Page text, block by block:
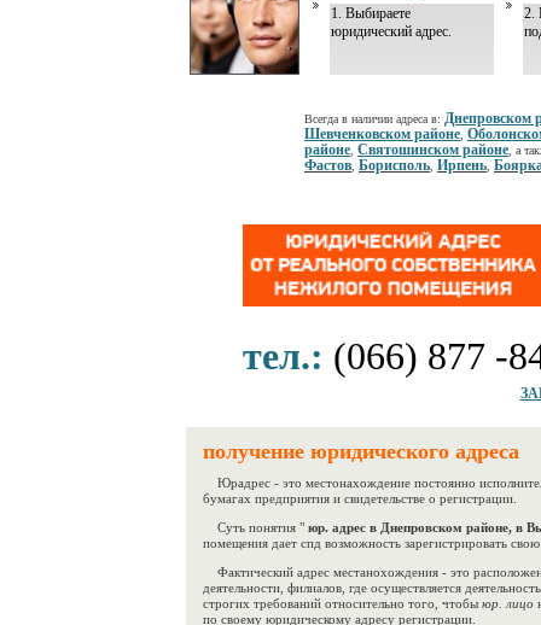
1. Выбираете
юридический адрес.
2.
Всегда в наличии адреса в: Днепровском
Шевченковском районе
районе Святошинском районе , а
Фастов Борисполь Ирпень
тел.: (066) 877 -
получение юридического адреса
Юрадрес - это местонахождение постоянно
бумагах предприятия и свидетельстве о регистрации.
Суть понятия " юр. адрес в Днепровском районе, в
помещения дает спд возможность зарегистрировать
Фактический адрес местанохождения - это
деятельности, филиалов, где осуществляется
строгих требований относительно того, чтобы юр. лицо
по своему юридическому адресу регистрации.